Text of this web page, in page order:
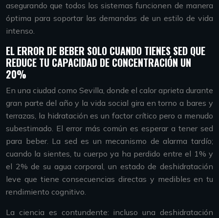
asegurando que todos los sistemas funcionen de manera
óptima para soportar las demandas de un estilo de vida
intenso.
EL ERROR DE BEBER SOLO CUANDO TIENES SED QUE
REDUCE TU CAPACIDAD DE CONCENTRACIÓN UN
20%
En una ciudad como Sevilla, donde el calor aprieta durante
gran parte del año y la vida social gira en torno a bares y
terrazas, la hidratación es un factor crítico pero a menudo
subestimado. El error más común es esperar a tener sed
para beber. La sed es un mecanismo de alarma tardío;
cuando la sientes, tu cuerpo ya ha perdido entre el 1% y
el 2% de su agua corporal, un estado de deshidratación
leve que tiene consecuencias directas y medibles en tu
rendimiento cognitivo.
La ciencia es contundente: incluso una deshidratación